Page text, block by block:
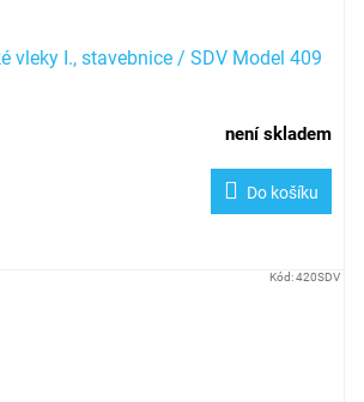
vleky I., stavebnice / SDV Model 409
není skladem
Do košíku
Kód:420SDV